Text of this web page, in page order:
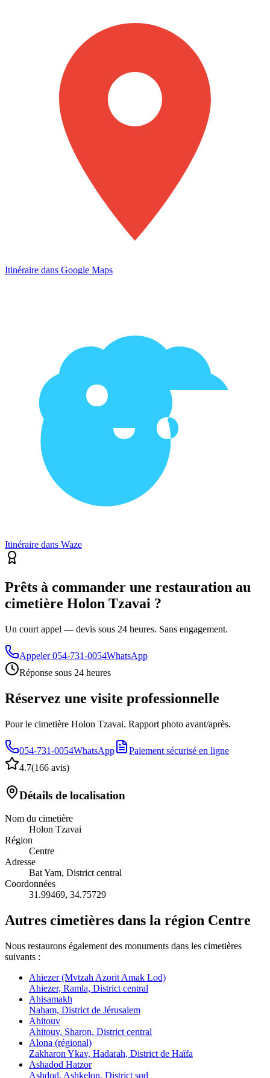
Itinéraire dans Google Maps
Itinéraire dans Waze
Prêts à commander une restauration au
cimetière Holon Tzavai ?
Un court appel — devis sous 24 heures. Sans engagement.
Appeler 054-731-0054WhatsApp
Réponse sous 24 heures
Réservez une visite professionnelle
Pour le cimetière Holon Tzavai. Rapport photo avant/après.
054-731-0054WhatsApp
Paiement sécurisé en ligne
4.7(166 avis)
Détails de localisation
Nom du cimetière
Holon Tzavai
Région
Centre
Adresse
Bat Yam, District central
Coordonnées
31.99469, 34.75729
Autres cimetières dans la région Centre
Nous restaurons également des monuments dans les cimetières
suivants :
Ahiezer (Mvtzah Azorit Amak Lod)
Ahiezer, Ramla, District central
Ahisamakh
Naham, District de Jérusalem
Ahitouv
Ahitouv, Sharon, District central
Alona (régional)
Zakharon Ykav, Hadarah, District de Haïfa
Ashadod Hatzor
Ashdod, Ashkelon, District sud